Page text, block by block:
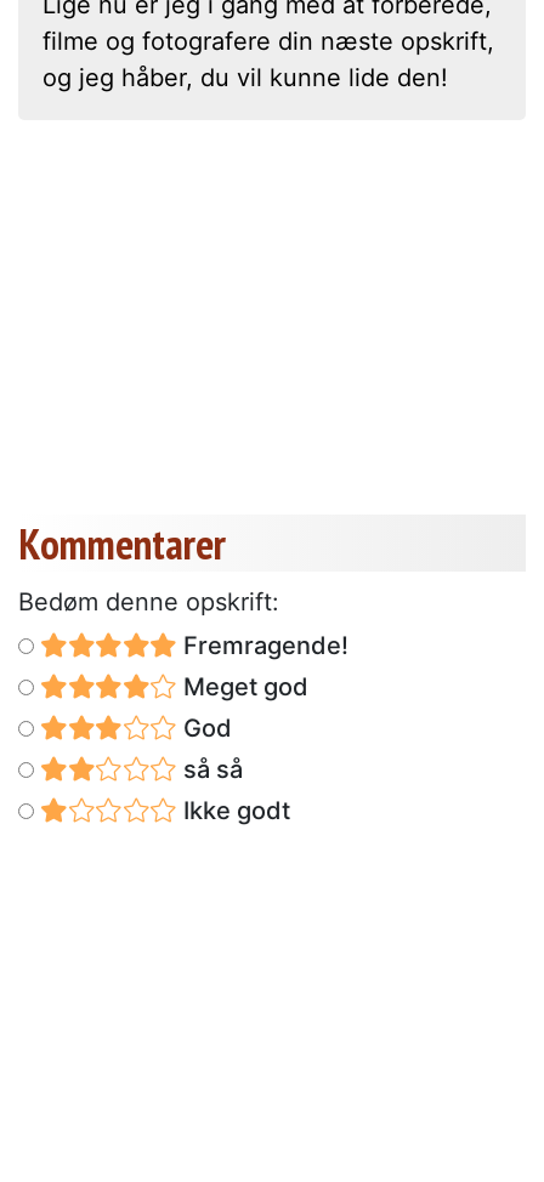
filme og fotografere din næste opskrift,
og jeg håber, du vil kunne lide den!
Kommentarer
Bedøm denne opskrift:
Fremragende!
Meget god
God
så så
Ikke godt